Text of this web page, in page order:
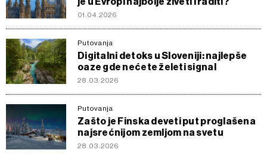
01.04.2026
Putovanja
Digitalni detoks u Sloveniji: najlepše
oaze gde nećete želeti signal
28.03.2026
Putovanja
Zašto je Finska deveti put proglašena
najsrećnijom zemljom na svetu
28.03.2026